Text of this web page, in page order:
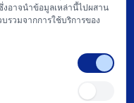
งอาจนำข้อมูลเหล่านี้ไปผสาน
รวมจากการใช้บริการของ